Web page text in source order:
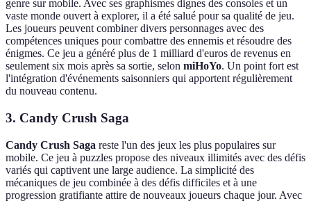
genre sur mobile. Avec ses graphismes dignes des consoles et un
vaste monde ouvert à explorer, il a été salué pour sa qualité de jeu.
Les joueurs peuvent combiner divers personnages avec des
compétences uniques pour combattre des ennemis et résoudre des
énigmes. Ce jeu a généré plus de 1 milliard d'euros de revenus en
seulement six mois après sa sortie, selon miHoYo. Un point fort est
l'intégration d'événements saisonniers qui apportent régulièrement
du nouveau contenu.
3. Candy Crush Saga
Candy Crush Saga reste l'un des jeux les plus populaires sur
mobile. Ce jeu à puzzles propose des niveaux illimités avec des défis
variés qui captivent une large audience. La simplicité des
mécaniques de jeu combinée à des défis difficiles et à une
progression gratifiante attire de nouveaux joueurs chaque jour. Avec